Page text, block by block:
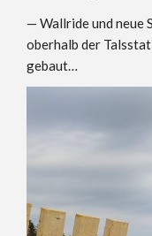
— Wallride und neue
oberhalb der
gebaut…